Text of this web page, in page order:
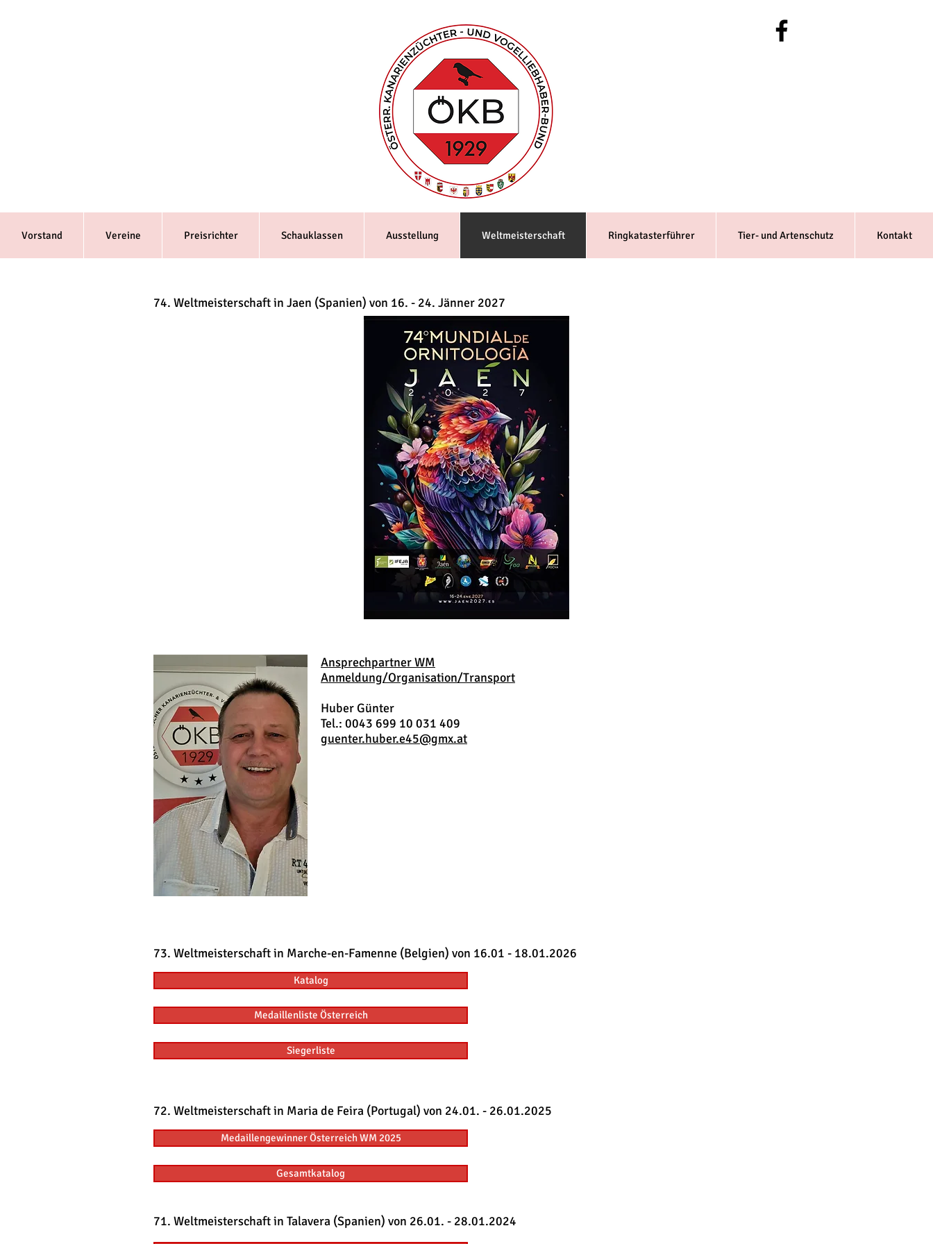
Vorstand Vereine Preisrichter Schauklassen Ausstellung Weltmeisterschaft Ringkatasterführer Tier- und Artenschutz Kontakt
74. Weltmeisterschaft in Jaen (Spanien) von 16. - 24. Jänner 2027
Ansprechpartner WM
Anmeldung/Organisation/Transport
Huber Günter
Tel.: 0043 699 10 031 409
guenter.huber.e45@gmx.at
73. Weltmeisterschaft in Marche-en-Famenne (Belgien) von 16.01 - 18.01.2026
Katalog
Medaillenliste Österreich
Siegerliste
72. Weltmeisterschaft in Maria de Feira (Portugal) von 24.01. - 26.01.2025
Medaillengewinner Österreich WM 2025
Gesamtkatalog
71. Weltmeisterschaft in Talavera (Spanien) von 26.01. - 28.01.2024